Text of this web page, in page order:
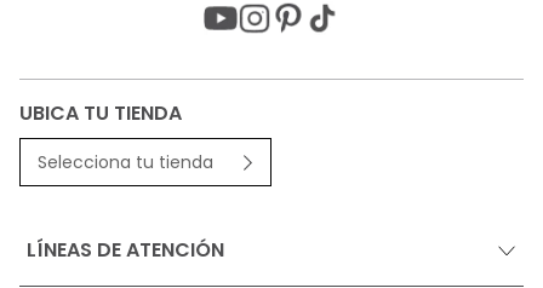
UBICA TU TIENDA
Selecciona tu tienda
LÍNEAS DE ATENCIÓN